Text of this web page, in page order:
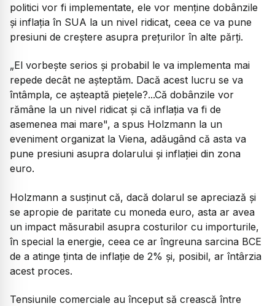
politici vor fi implementate, ele vor menţine dobânzile
şi inflaţia în SUA la un nivel ridicat, ceea ce va pune
presiuni de creştere asupra preţurilor în alte părţi.
„El vorbeşte serios şi probabil le va implementa mai
repede decât ne aşteptăm. Dacă acest lucru se va
întâmpla, ce aşteaptă pieţele?...Că dobânzile vor
rămâne la un nivel ridicat şi că inflaţia va fi de
asemenea mai mare", a spus Holzmann la un
eveniment organizat la Viena, adăugând că asta va
pune presiuni asupra dolarului şi inflaţiei din zona
euro.
Holzmann a susţinut că, dacă dolarul se apreciază şi
se apropie de paritate cu moneda euro, asta ar avea
un impact măsurabil asupra costurilor cu importurile,
în special la energie, ceea ce ar îngreuna sarcina BCE
de a atinge ţinta de inflaţie de 2% şi, posibil, ar întârzia
acest proces.
Tensiunile comerciale au început să crească între